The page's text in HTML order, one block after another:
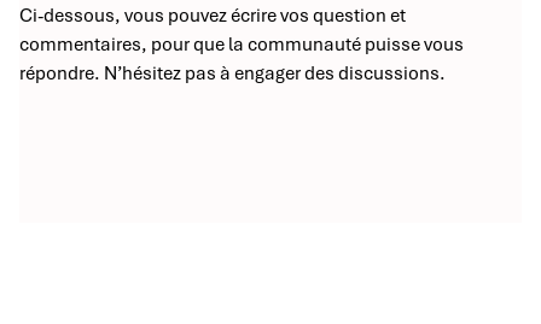
Ci-dessous, vous pouvez écrire vos question et
commentaires, pour que la communauté puisse vous
répondre. N’hésitez pas à engager des discussions.